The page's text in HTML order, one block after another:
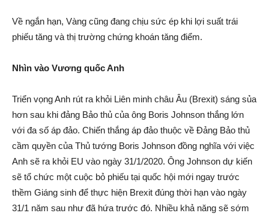
Về ngắn hạn, Vàng cũng đang chịu sức ép khi lợi suất trái
phiếu tăng và thị trường chứng khoán tăng điểm.
Nhìn vào Vương quốc Anh
Triển vọng Anh rút ra khỏi Liên minh châu Âu (Brexit) sáng sủa
hơn sau khi đảng Bảo thủ của ông Boris Johnson thắng lớn
với đa số áp đảo. Chiến thắng áp đảo thuộc về Đảng Bảo thủ
cầm quyền của Thủ tướng Boris Johnson đồng nghĩa với việc
Anh sẽ ra khỏi EU vào ngày 31/1/2020. Ông Johnson dự kiến
sẽ tổ chức một cuộc bỏ phiếu tại quốc hội mới ngay trước
thềm Giáng sinh để thực hiện Brexit đúng thời hạn vào ngày
31/1 năm sau như đã hứa trước đó. Nhiều khả năng sẽ sớm